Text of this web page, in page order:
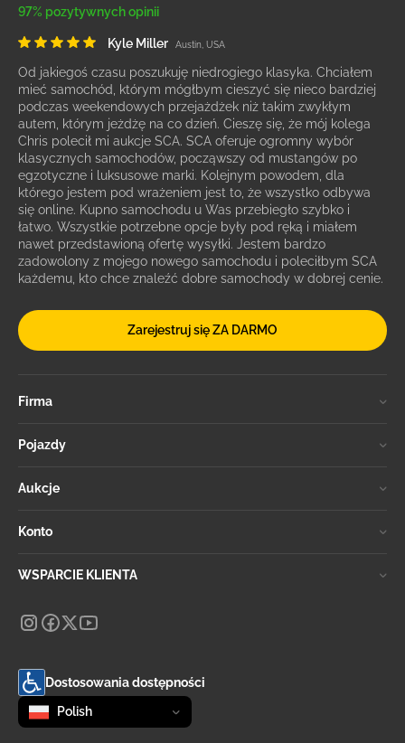
97% pozytywnych opinii
Kyle Miller Austin, USA
Od jakiegoś czasu poszukuję niedrogiego klasyka. Chciałem
mieć samochód, którym mógłbym cieszyć się nieco bardziej
podczas weekendowych przejażdżek niż takim zwykłym
autem, którym jeżdżę na co dzień. Cieszę się, że mój kolega
Chris polecił mi aukcje SCA. SCA oferuje ogromny wybór
klasycznych samochodów, począwszy od mustangów po
egzotyczne i luksusowe marki. Kolejnym powodem, dla
którego jestem pod wrażeniem jest to, że wszystko odbywa
się online. Kupno samochodu u Was przebiegło szybko i
łatwo. Wszystkie potrzebne opcje były pod ręką i miałem
nawet przedstawioną ofertę wysyłki. Jestem bardzo
zadowolony z mojego nowego samochodu i poleciłbym SCA
każdemu, kto chce znaleźć dobre samochody w dobrej cenie.
Zarejestruj się ZA DARMO
Firma
Pojazdy
Aukcje
Konto
WSPARCIE KLIENTA
Dostosowania dostępności
Zmień język
selected
Polish